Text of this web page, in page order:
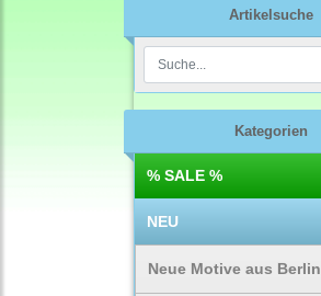
Artikelsuche
Kategorien
% SALE %
NEU
Neue Motive aus Berlin